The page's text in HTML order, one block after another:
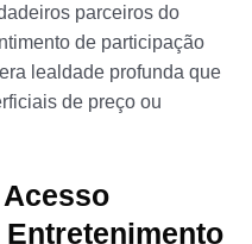
parceiros do
de participação
lealdade profunda que
de preço ou